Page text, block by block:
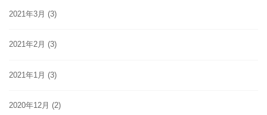
2021年3月 (3)
2021年2月 (3)
2021年1月 (3)
2020年12月 (2)